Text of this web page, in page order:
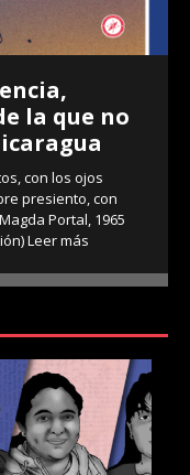
la que no
con los ojos
presiento, con
Portal, 1965
Leer más